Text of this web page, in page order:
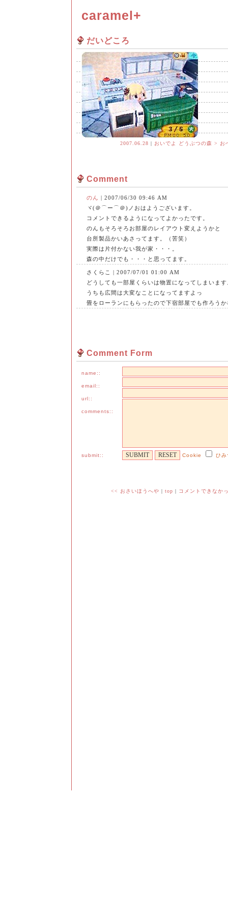
caramel+
だいどころ
2007.06.28 | おいでよ どうぶつの森 > お
Comment
のん | 2007/06/30 09:46 AM
ヾ(＠⌒ー⌒＠)ノおはようございます。
コメントできるようになってよかったです。
のんもそろそろお部屋のレイアウト変えようかと
台所製品かいあさってます。（苦笑）
実際は片付かない我が家・・・。
森の中だけでも・・・と思ってます。
さくらこ | 2007/07/01 01:00 AM
どうしても一部屋くらいは物置になってしまいま
うちも広間は大変なことになってますよっ
畳をローランにもらったので下宿部屋でも作ろう
Comment Form
name::
email::
url::
comments::
submit:: Cookie ひみ
<< おさいほうへや | top | コメントできなか